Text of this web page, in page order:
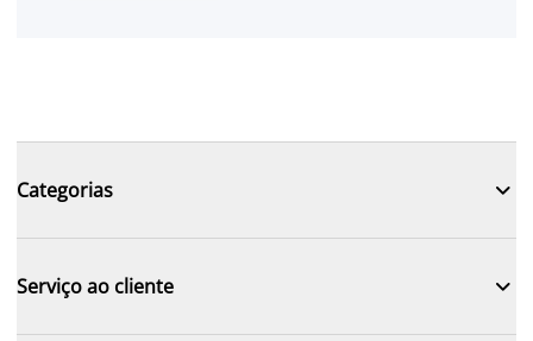
Categorias 
Serviço ao cliente 